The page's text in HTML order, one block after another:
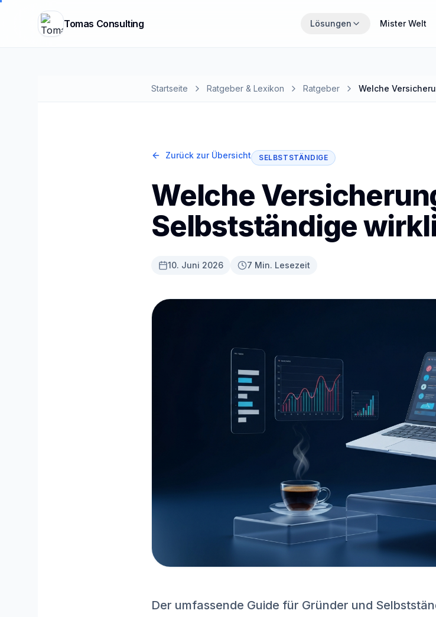
Tomas Consulting
Lösungen
MisterInvest
Vermögensaufbau mit
Mister Welt
Startseite Ratgeber & Lexikon Ratgeber Welche
Zurück zur Übersicht SELBSTSTÄNDIGE
Welche
Selbstständige
10. Juni 2026 7 Min. Lesezeit
Der umfassende Guide für Gründer und